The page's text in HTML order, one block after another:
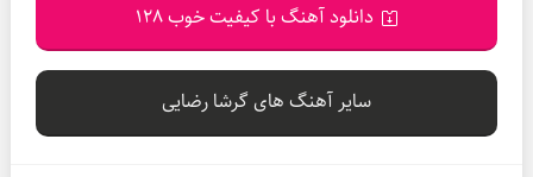
دانلود آهنگ با کیفیت خوب 128
سایر آهنگ های گرشا رضایی